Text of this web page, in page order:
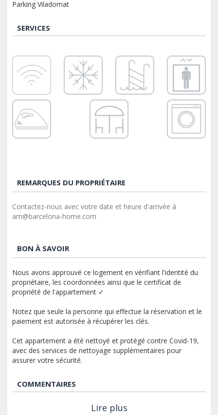
Parking Viladomat
SERVICES
REMARQUES DU PROPRIÉTAIRE
Contactez-nous avec votre date et heure d'arrivée à
am@barcelona-home.com
BON À SAVOIR
Nous avons approuvé ce logement en vérifiant l'identité du
propriétaire, les coordonnées ainsi que le certificat de
propriété de l'appartement ✓
Notez que seule la personne qui effectue la réservation et le
paiement est autorisée à récupérer les clés.
Cet appartement a été nettoyé et protégé contre Covid-19,
avec des services de nettoyage supplémentaires pour
assurer votre sécurité.
COMMENTAIRES
Lire plus